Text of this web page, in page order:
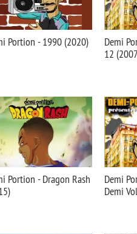
Portion - 1990 (2020)
Demi
12
Portion - Dragon Rash
Demi
Demi